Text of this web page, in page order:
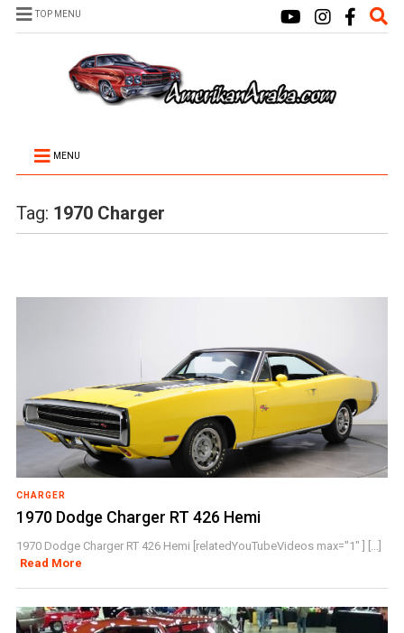
TOP MENU
MENU
Tag: 1970 Charger
CHARGER
1970 Dodge Charger RT 426 Hemi
1970 Dodge Charger RT 426 Hemi [relatedYouTubeVideos max="1" ] [...]
Read More